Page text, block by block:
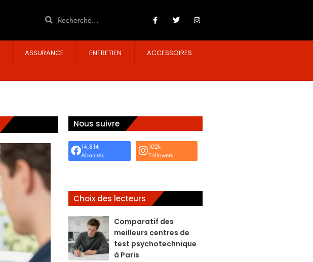
ASSURANCE ENTRETIEN ACCESSOIRES
Nous suivre
14,814
Abonnés
102k
Followers
Choix des lecteurs
Comparatif des
meilleurs centres de
test psychotechnique
à Paris